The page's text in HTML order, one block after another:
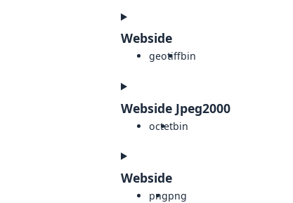
Webside
geotiffbin
Webside Jpeg2000
octetbin
Webside
pngpng